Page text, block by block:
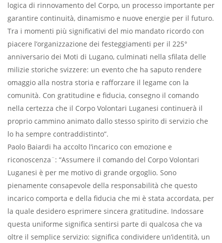
logica di rinnovamento del Corpo, un processo importante per
garantire continuità, dinamismo e nuove energie per il futuro.
Tra i momenti più significativi del mio mandato ricordo con
piacere l’organizzazione dei festeggiamenti per il 225°
anniversario dei Moti di Lugano, culminati nella sfilata delle
milizie storiche svizzere: un evento che ha saputo rendere
omaggio alla nostra storia e rafforzare il legame con la
comunità. Con gratitudine e fiducia, consegno il comando
nella certezza che il Corpo Volontari Luganesi continuerà il
proprio cammino animato dallo stesso spirito di servizio che
lo ha sempre contraddistinto”.
Paolo Baiardi ha accolto l’incarico con emozione e
riconoscenza¨: “Assumere il comando del Corpo Volontari
Luganesi è per me motivo di grande orgoglio. Sono
pienamente consapevole della responsabilità che questo
incarico comporta e della fiducia che mi è stata accordata, per
la quale desidero esprimere sincera gratitudine. Indossare
questa uniforme significa sentirsi parte di qualcosa che va
oltre il semplice servizio: significa condividere un’identità, un